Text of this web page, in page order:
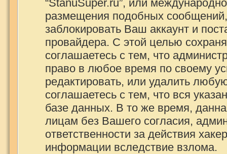
“StanuSuper.ru”, или
размещения подобных
заблокировать Ваш аккаунт и
провайдера. С этой целью
соглашаетесь с тем, что
право в любое время по своему
редактировать, или удалить
соглашаетесь с тем, что вся
базе данных. В то же время,
лицам без Вашего согласия,
ответственности за действия
информации вследствие взлома.